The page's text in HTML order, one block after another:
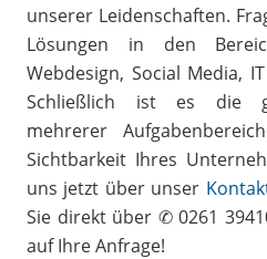
unserer Leidenschaften.
Lösungen in den
Webdesign, Social Media,
Schließlich ist es die
mehrerer
Sichtbarkeit Ihres
uns jetzt über unser
Sie direkt über ✆ 0261
auf Ihre Anfrage!